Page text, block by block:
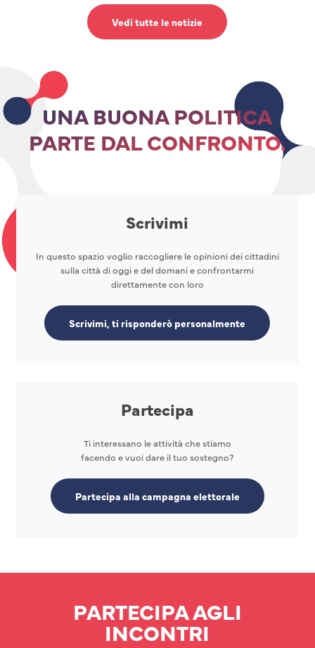
Vedi tutte le notizie
UNA BUONA POLITICA
PARTE DAL CONFRONTO.
Scrivimi
In questo spazio voglio raccogliere le opinioni dei cittadini
sulla città di oggi e del domani e confrontarmi
direttamente con loro
Scrivimi, ti risponderò personalmente
Partecipa
Ti interessano le attività che stiamo
facendo e vuoi dare il tuo sostegno?
Partecipa alla campagna elettorale
PARTECIPA AGLI
INCONTRI